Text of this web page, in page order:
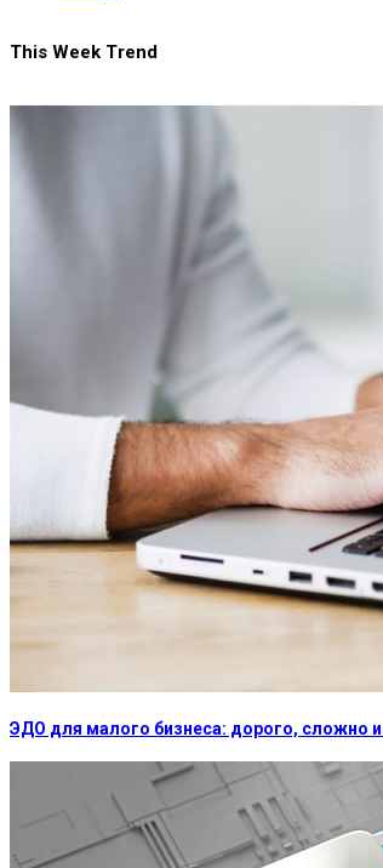
This Week Trend
ЭДО для малого бизнеса: дорого, сложно